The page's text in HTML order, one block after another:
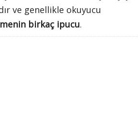
ve genellikle okuyucu
birkaç ipucu.